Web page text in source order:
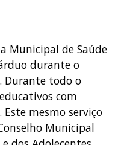
Municipal de Saúde
durante o
Durante todo o
com
mesmo serviço
Municipal